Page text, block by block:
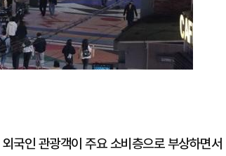
국인 관광객이 주요 소비층으로 부상하면서